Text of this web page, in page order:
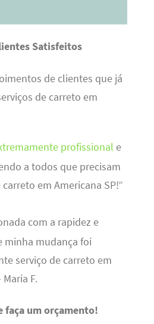
Satisfeitos
de clientes que já
de carreto em
profissional e
a todos que precisam
em Americana SP!”
com a rapidez e
minha mudança foi
serviço de carreto em
F.
faça um orçamento!